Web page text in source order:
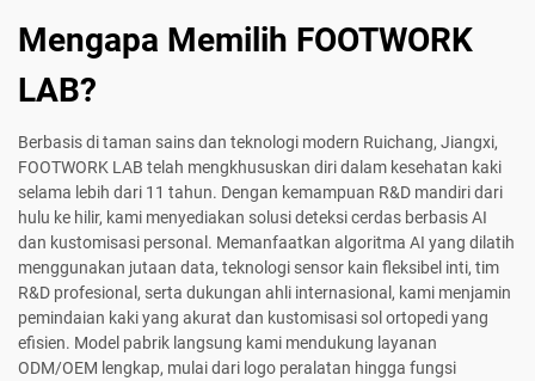
Mengapa Memilih FOOTWORK
LAB?
Berbasis di taman sains dan teknologi modern Ruichang, Jiangxi,
FOOTWORK LAB telah mengkhususkan diri dalam kesehatan kaki
selama lebih dari 11 tahun. Dengan kemampuan R&D mandiri dari
hulu ke hilir, kami menyediakan solusi deteksi cerdas berbasis AI
dan kustomisasi personal. Memanfaatkan algoritma AI yang dilatih
menggunakan jutaan data, teknologi sensor kain fleksibel inti, tim
R&D profesional, serta dukungan ahli internasional, kami menjamin
pemindaian kaki yang akurat dan kustomisasi sol ortopedi yang
efisien. Model pabrik langsung kami mendukung layanan
ODM/OEM lengkap, mulai dari logo peralatan hingga fungsi